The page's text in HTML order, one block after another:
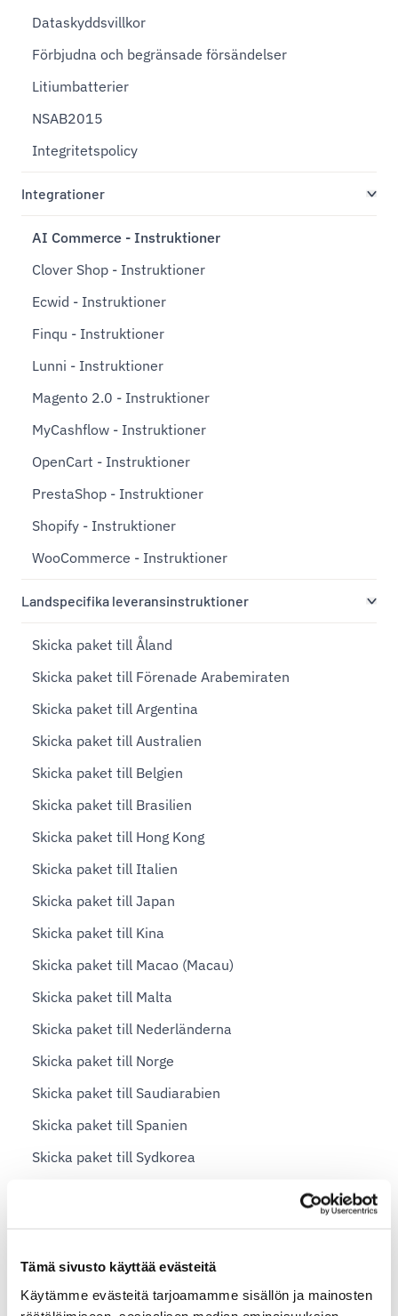
Tämä sivusto käyttää evästeitä
Käytämme evästeitä tarjoamamme sisällön ja mainosten
Dataskyddsvillkor
Förbjudna och begränsade försändelser
Litiumbatterier
NSAB2015
Integritetspolicy
Integrationer
AI Commerce - Instruktioner
Clover Shop - Instruktioner
Ecwid - Instruktioner
Finqu - Instruktioner
Lunni - Instruktioner
Magento 2.0 - Instruktioner
MyCashflow - Instruktioner
OpenCart - Instruktioner
PrestaShop - Instruktioner
Shopify - Instruktioner
WooCommerce - Instruktioner
Landspecifika leveransinstruktioner
Skicka paket till Åland
Skicka paket till Förenade Arabemiraten
Skicka paket till Argentina
Skicka paket till Australien
Skicka paket till Belgien
Skicka paket till Brasilien
Skicka paket till Hong Kong
Skicka paket till Italien
Skicka paket till Japan
Skicka paket till Kina
Skicka paket till Macao (Macau)
Skicka paket till Malta
Skicka paket till Nederländerna
Skicka paket till Norge
Skicka paket till Saudiarabien
Skicka paket till Spanien
Skicka paket till Sydkorea